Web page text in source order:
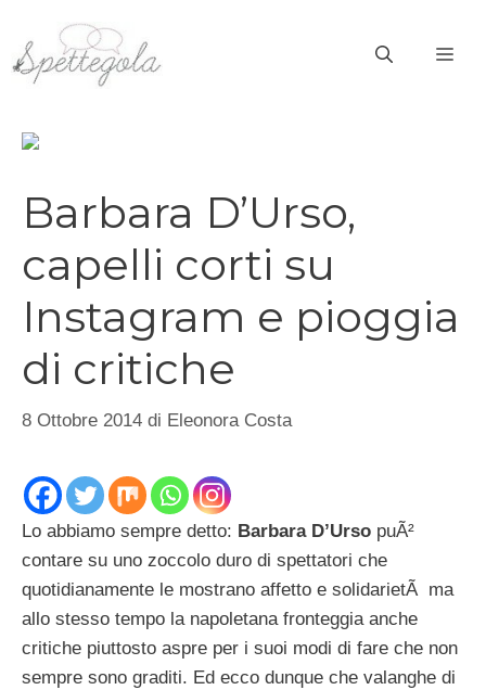
contenuto
Barbara D’Urso,
capelli corti su
Instagram e pioggia
di critiche
8 Ottobre 2014 di Eleonora Costa
Lo abbiamo sempre detto: Barbara D’Urso puÃ²
contare su uno zoccolo duro di spettatori che
quotidianamente le mostrano affetto e solidarietÃ ma
allo stesso tempo la napoletana fronteggia anche
critiche piuttosto aspre per i suoi modi di fare che non
sempre sono graditi. Ed ecco dunque che valanghe di